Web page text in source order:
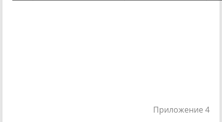
Приложение 4